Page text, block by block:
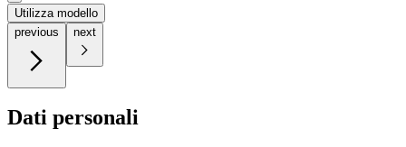
Utilizza modello
previous
next
Dati personali